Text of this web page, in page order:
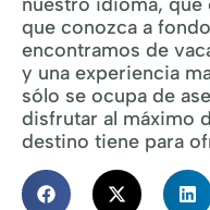
que conozca a
encontramos de
y una experiencia
sólo se ocupa de
disfrutar al máximo
destino tiene para